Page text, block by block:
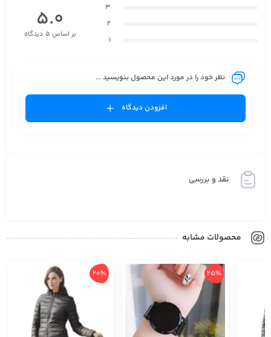
3
2
1
5.0
بر اساس 5 دیدگاه
نظر خود را در مورد این محصول بنویسید ...
افزودن دیدگاه
نقد و بررسی
محصولات مشابه
25%
20%